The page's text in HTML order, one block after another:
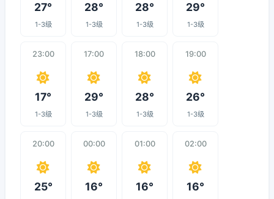
27°
1-3级
28°
1-3级
28°
1-3级
29°
1-3级
23:00
17°
1-3级
17:00
29°
1-3级
18:00
28°
1-3级
19:00
26°
1-3级
20:00
25°
00:00
16°
01:00
16°
02:00
16°